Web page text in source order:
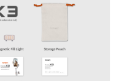
Auto-Tracking Holder